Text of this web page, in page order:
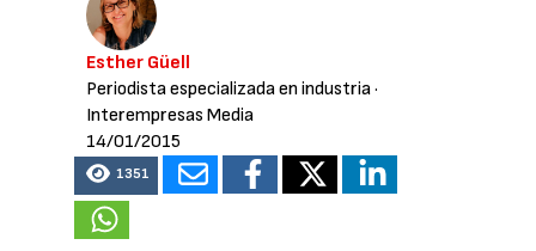
Esther Güell
Periodista especializada en industria·
Interempresas Media
14/01/2015
1351